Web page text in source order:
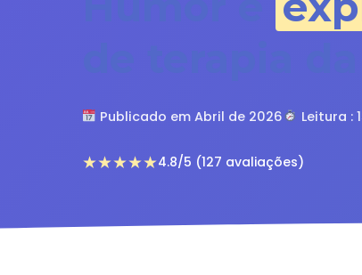
Publicado em Abril de 2026 Leitura :
★★★★★4.8/5 (127 avaliações)